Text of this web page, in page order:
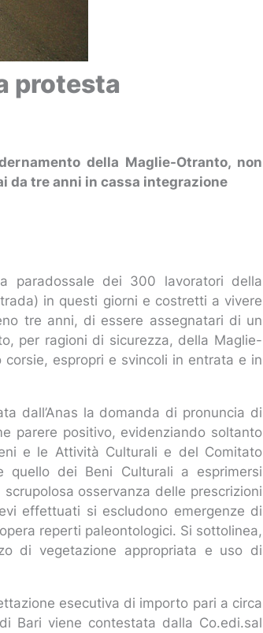
protesta
della Maglie-Otranto, non
da tre anni in cassa integrazione
paradossale dei 300 lavoratori della
in questi giorni e costretti a vivere
tre anni, di essere assegnatari di un
per ragioni di sicurezza, della Maglie-
espropri e svincoli in entrata e in
dall’Anas la domanda di pronuncia di
parere positivo, evidenziando soltanto
e le Attività Culturali e del Comitato
quello dei Beni Culturali a esprimersi
osservanza delle prescrizioni
effettuati si escludono emergenze di
reperti paleontologici. Si sottolinea,
di vegetazione appropriata e uso di
esecutiva di importo pari a circa
Bari viene contestata dalla Co.edi.sal